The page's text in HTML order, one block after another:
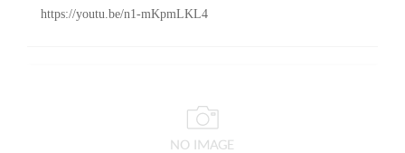
https://youtu.be/n1-mKpmLKL4